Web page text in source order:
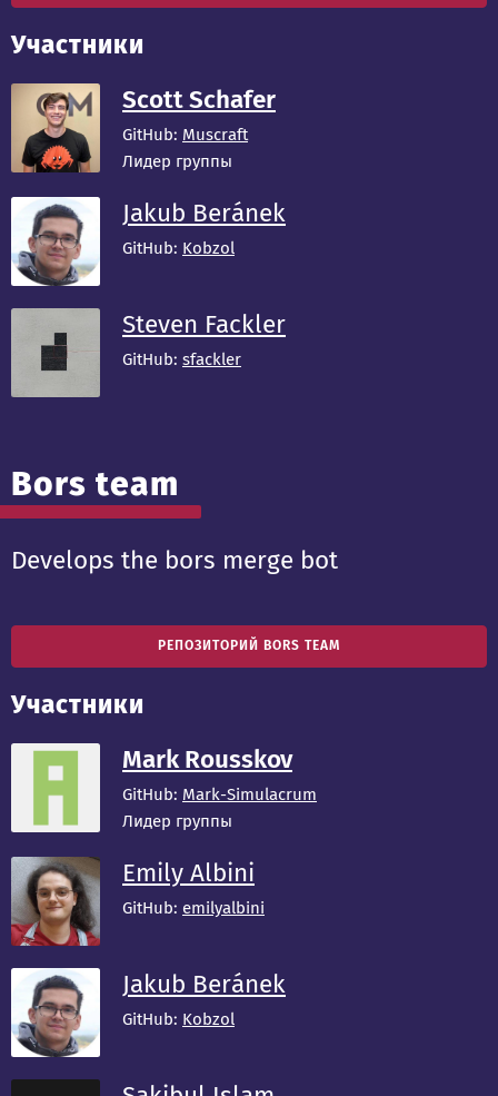
Участники
Scott Schafer
GitHub: Muscraft
Лидер группы
Jakub Beránek
GitHub: Kobzol
Steven Fackler
GitHub: sfackler
Bors team
Develops the bors merge bot
РЕПОЗИТОРИЙ BORS TEAM
Участники
Mark Rousskov
GitHub: Mark-Simulacrum
Лидер группы
Emily Albini
GitHub: emilyalbini
Jakub Beránek
GitHub: Kobzol